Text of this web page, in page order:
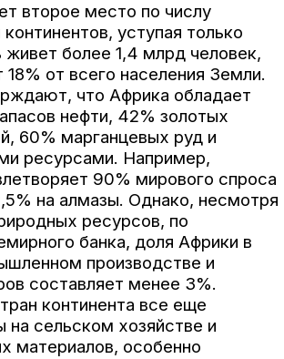
второе место по числу
уступая только
живет более 1,4 млрд человек,
18% от всего населения Земли.
что Африка обладает
нефти, 42% золотых
60% марганцевых руд и
ресурсами. Например,
90% мирового спроса
на алмазы. Однако, несмотря
ресурсов, по
банка, доля Африки в
производстве и
составляет менее 3%.
континента все еще
на сельском хозяйстве и
материалов, особенно